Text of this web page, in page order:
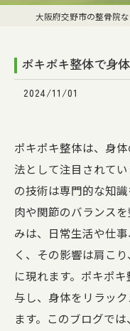
ポキポキ整体で身
2024/11/01
ポキポキ整体は、身
法として注目されて
の技術は専門的な知
肉や関節のバランス
みは、日常生活や仕
く、その影響は肩こ
に現れます。ポキポ
与し、身体をリラッ
ます。このブログで